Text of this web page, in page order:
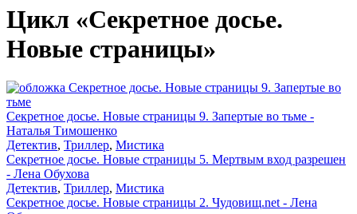
Цикл «Секретное досье.
Новые страницы»
Секретное досье. Новые страницы 9. Запертые во тьме -
Наталья Тимошенко
Детектив, Триллер, Мистика
Секретное досье. Новые страницы 5. Мертвым вход разрешен
- Лена Обухова
Детектив, Триллер, Мистика
Секретное досье. Новые страницы 2. Чудовищ.net - Лена